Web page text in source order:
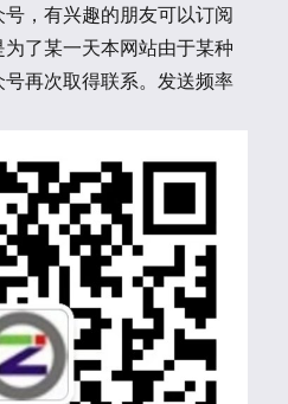
，有兴趣的朋友可以订阅
了某一天本网站由于某种
再次取得联系。发送频率